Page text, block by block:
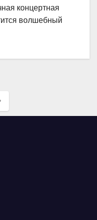
концертная
волшебный